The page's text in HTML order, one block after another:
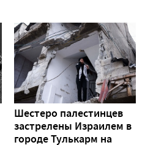
Шестеро палестинцев
застрелены Израилем в
городе Тулькарм на